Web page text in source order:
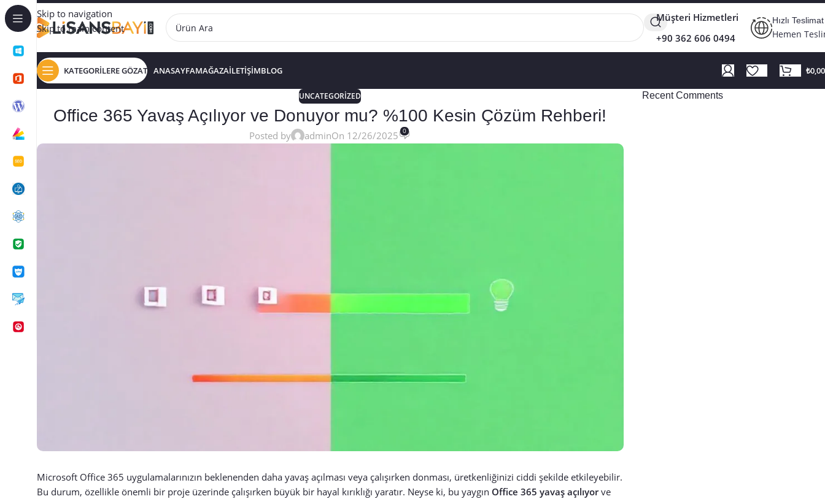
Skip to navigation
Skip to main content
Müşteri Hizmetleri
+90 362 606 0494
Hızlı Teslimat
Hemen
KATEGORİLERE GÖZAT ANASAYFAMAĞAZAİLETİŞİMBLOG ₺0,00
UNCATEGORIZED
Office 365 Yavaş Açılıyor ve Donuyor mu? %100 Kesin Çözüm Rehberi!
Posted by adminOn 12/26/2025 0
Microsoft Office 365 uygulamalarınızın beklenenden daha yavaş açılması veya çalışırken donması, üretkenliğinizi ciddi şekilde etkileyebilir.
Bu durum, özellikle önemli bir proje üzerinde çalışırken büyük bir hayal kırıklığı yaratır. Neyse ki, bu yaygın Office 365 yavaş açılıyorve
Recent Comments